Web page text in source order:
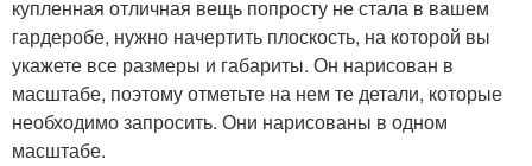
купленная отличная вещь попросту не стала в вашем
гардеробе, нужно начертить плоскость, на которой вы
укажете все размеры и габариты. Он нарисован в
масштабе, поэтому отметьте на нем те детали, которые
необходимо запросить. Они нарисованы в одном
масштабе.